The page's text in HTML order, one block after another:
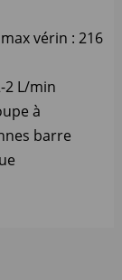
vérin : 216
2 L/min
à
barre